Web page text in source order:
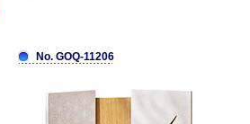
No. GOQ-11206